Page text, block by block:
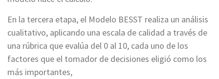
En la tercera etapa, el Modelo BESST realiza un análisis
cualitativo, aplicando una escala de calidad a través de
una rúbrica que evalúa del 0 al 10, cada uno de los
factores que el tomador de decisiones eligió como los
más importantes,